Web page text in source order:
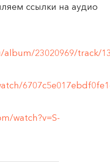
ссылки на аудио
23020969/track/
watch?v=S-